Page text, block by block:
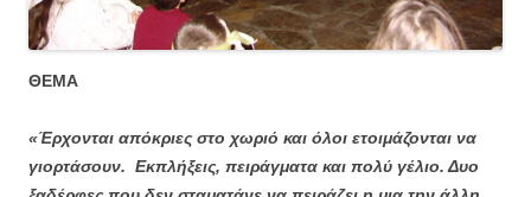
ΘΕΜΑ
«Έρχονται απόκριες στο χωριό και όλοι ετοιμάζονται να
γιορτάσουν. Εκπλήξεις, πειράγματα και πολύ γέλιο. Δυο